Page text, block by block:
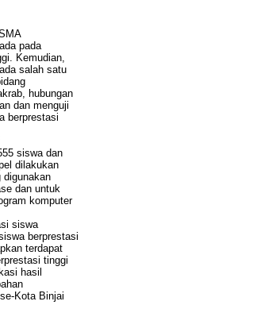
pada
Kemudian,
salah satu
hubungan
dan menguji
berprestasi
siswa dan
dilakukan
digunakan
dan untuk
komputer
siswa
berprestasi
terdapat
tinggi
hasil
Kota Binjai